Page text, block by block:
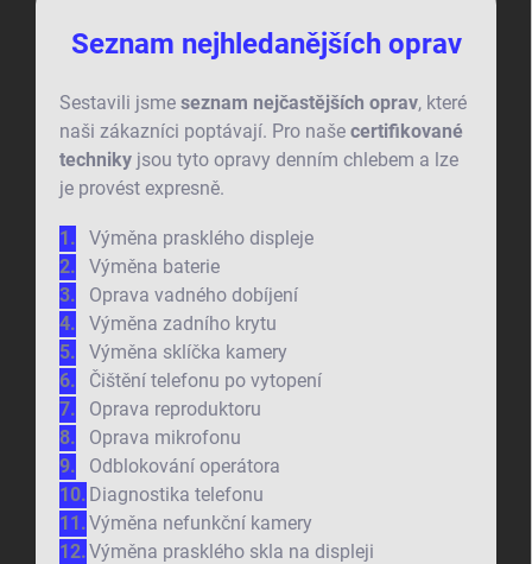
Seznam nejhledanějších oprav
Sestavili jsme seznam nejčastějších oprav, které
naši zákazníci poptávají. Pro naše certifikované
techniky jsou tyto opravy denním chlebem a lze
je provést expresně.
Výměna prasklého displeje
Výměna baterie
Oprava vadného dobíjení
Výměna zadního krytu
Výměna sklíčka kamery
Čištění telefonu po vytopení
Oprava reproduktoru
Oprava mikrofonu
Odblokování operátora
Diagnostika telefonu
Výměna nefunkční kamery
Výměna prasklého skla na displeji